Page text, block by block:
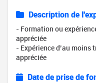
Description de
- Formation ou
appréciée
- Expérience d’au
appréciée
Date de prise de